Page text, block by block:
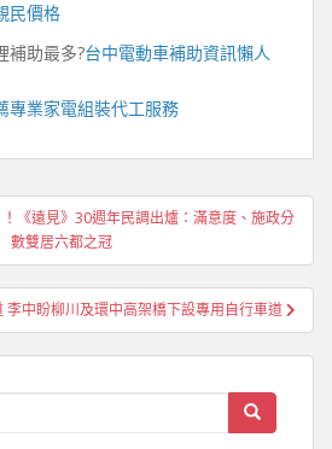
民價格
補助最多?台中電動車補助資訊懶人
專業家電組裝代工服務
《遠見》30週年民調出爐：滿意度、施政分
數雙居六都之冠
李中盼柳川及環中高架橋下設專用自行車道